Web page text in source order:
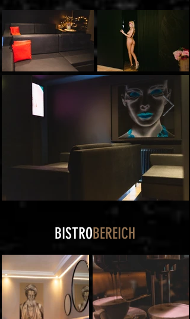
BISTROBEREICH